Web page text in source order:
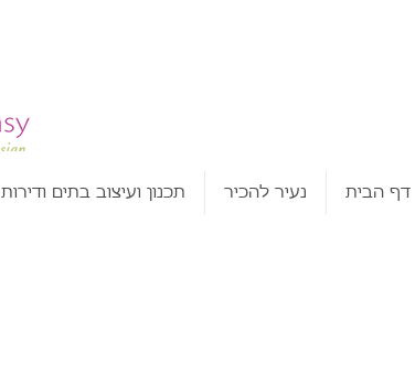
דף הבית נעיר להכיר תכנון ועיצוב בתים ודירות